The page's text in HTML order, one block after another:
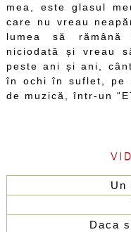
mea, este glasul
care nu vreau
lumea să
niciodată și vreau
peste ani și ani,
în ochi în suflet, pe
de muzică, într-un
Un
Daca